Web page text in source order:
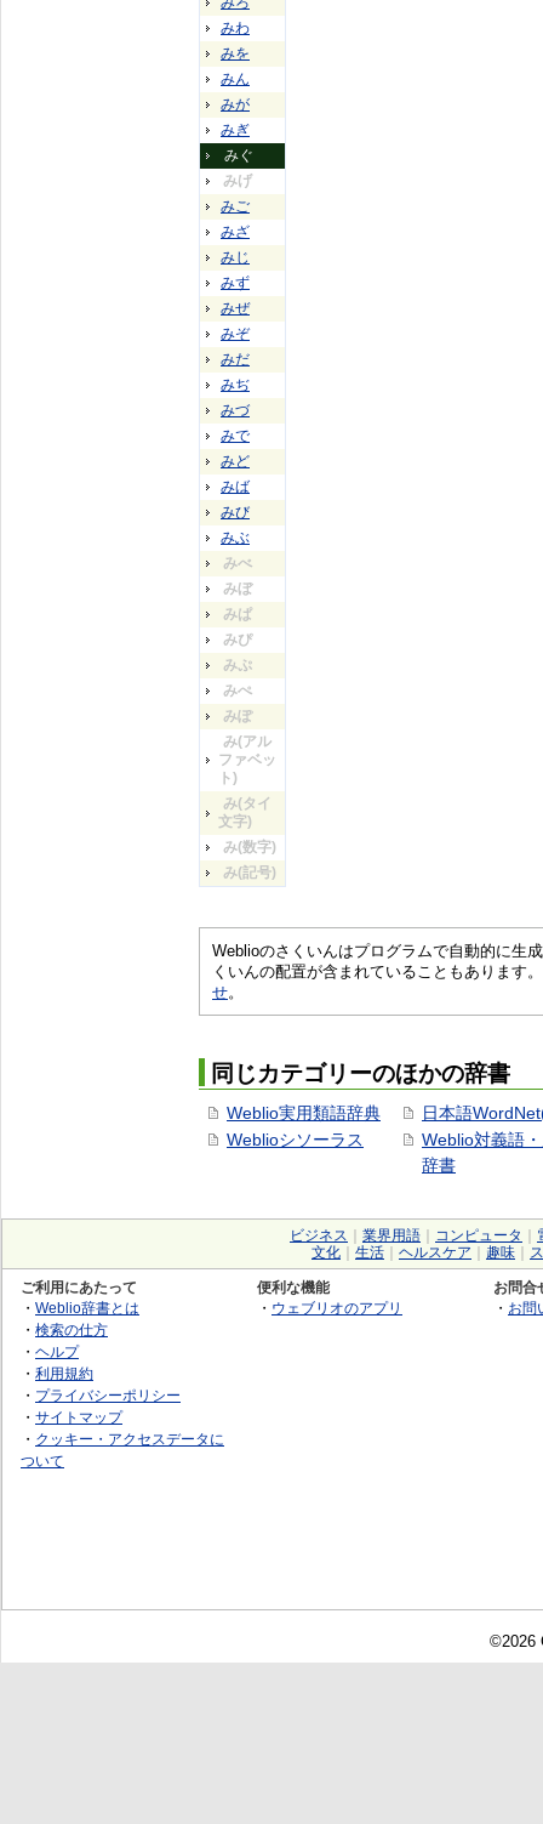
みわ
みを
みん
みが
みぎ
みぐ
みげ
みご
みざ
みじ
みず
みぜ
みぞ
みだ
みぢ
みづ
みで
みど
みば
みび
みぶ
みべ
みぼ
みぱ
みぴ
みぷ
みぺ
みぽ
み(アル
ファベッ
ト)
み(タイ
文字)
み(数字)
み(記号)
Weblioのさくいんはプログラムで自動的に生
くいんの配置が含まれていることもあります
せ。
同じカテゴリーのほかの辞書
Weblio実用類語辞典
Weblioシソーラス
日本語
Weblio対義語
辞書
ビジネス 業界用語 コンピュータ
文化
生活 ヘルスケア 趣味
ご利用にあたって
・ Weblio辞書とは
・ 検索の仕方
・ ヘルプ
・ 利用規約
・ プライバシーポリシー
・ サイトマップ
・ クッキー・アクセスデータに
ついて
便利な機能
・ ウェブリオのアプリ
お問合
・ お問
©2026